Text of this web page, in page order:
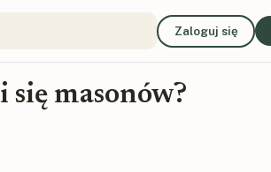
Zaloguj się
się masonów?